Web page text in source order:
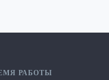
РАБОТЫ